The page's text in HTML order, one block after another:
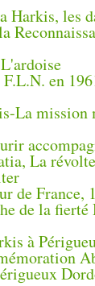
Harkis, les
en
La mission
La
de
de la
à